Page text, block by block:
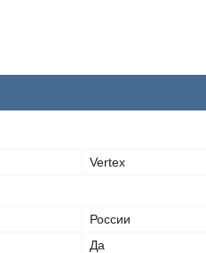
Vertex
России
Да